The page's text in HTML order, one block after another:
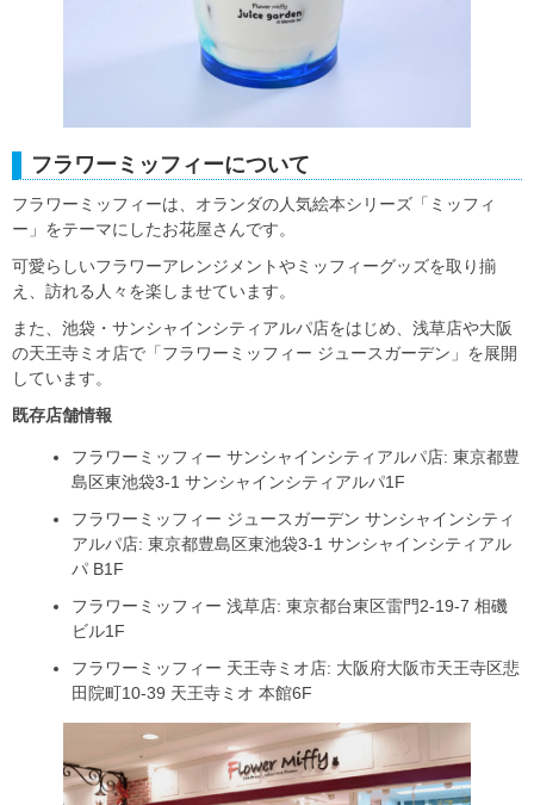
フラワーミッフィーについて
フラワーミッフィーは、オランダの人気絵本シリーズ「ミッフィ
ー」をテーマにしたお花屋さんです。
可愛らしいフラワーアレンジメントやミッフィーグッズを取り揃
え、訪れる人々を楽しませています。
また、池袋・サンシャインシティアルパ店をはじめ、浅草店や大阪
の天王寺ミオ店で「フラワーミッフィー ジュースガーデン」を展開
しています。
既存店舗情報
フラワーミッフィー サンシャインシティアルパ店: 東京都豊
島区東池袋3-1 サンシャインシティアルパ1F
フラワーミッフィー ジュースガーデン サンシャインシティ
アルパ店: 東京都豊島区東池袋3-1 サンシャインシティアル
パ B1F
フラワーミッフィー 浅草店: 東京都台東区雷門2-19-7 相磯
ビル1F
フラワーミッフィー 天王寺ミオ店: 大阪府大阪市天王寺区悲
田院町10-39 天王寺ミオ 本館6F